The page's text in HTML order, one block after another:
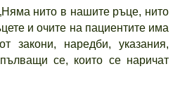
нито в нашите ръце, нито
и очите на пациентите има
закони, наредби, указания,
се, които се наричат